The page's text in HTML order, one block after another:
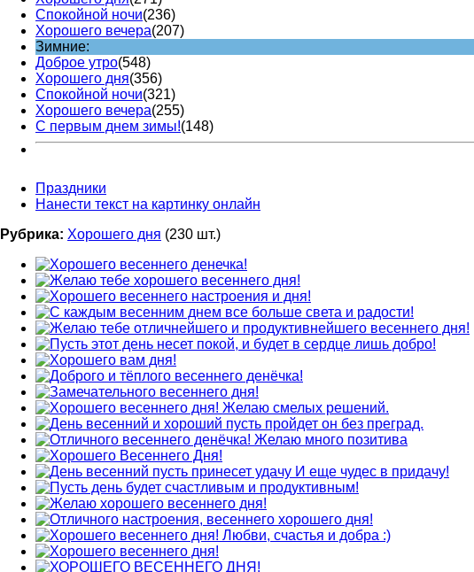
Спокойной ночи(236)
Хорошего вечера(207)
Зимние:
Доброе утро(548)
Хорошего дня(356)
Спокойной ночи(321)
Хорошего вечера(255)
С первым днем зимы!(148)
Праздники
Нанести текст на картинку онлайн
Рубрика: Хорошего дня (230 шт.)